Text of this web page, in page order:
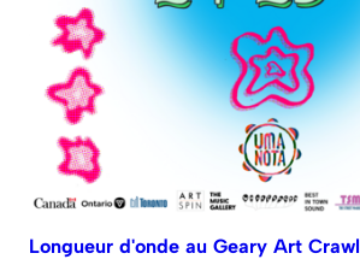
Longueur d'onde au Geary Art Crawl